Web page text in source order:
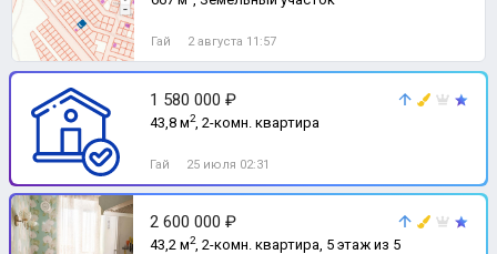
Гай 2 августа 11:57
1 580 000 ₽
43,8 м2, 2-комн. квартира
Гай 25 июля 02:31
2 600 000 ₽
43,2 м2, 2-комн. квартира, 5 этаж из 5